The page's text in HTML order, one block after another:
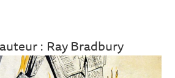
: Ray Bradbury